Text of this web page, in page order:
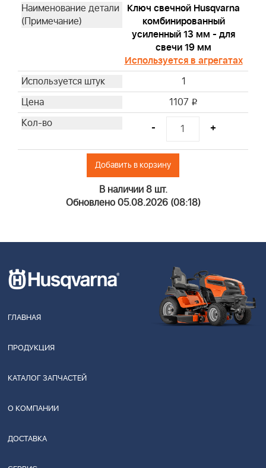
Ключ свечной Husqvarna
комбинированный
усиленный 13 мм - для
свечи 19 мм
Используется в агрегатах
1
1107 i
- +
Добавить в корзину
В наличии 8 шт.
Обновлено 05.08.2026 (08:18)
ГЛАВНАЯ
ПРОДУКЦИЯ
КАТАЛОГ ЗАПЧАСТЕЙ
О КОМПАНИИ
ДОСТАВКА